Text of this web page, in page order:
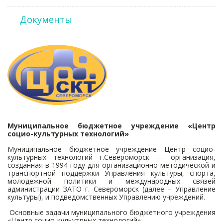
Документы
Муниципальное бюджетное учреждение «Центр
социо-культурных технологий»
Муниципальное бюджетное учреждение Центр социо-
культурных технологий г.Североморск — организация,
созданная в 1994 году для организационно-методической и
транспортной поддержки Управления культуры, спорта,
молодежной политики и международных связей
администрации ЗАТО г. Североморск (далее – Управление
культуры), и подведомственных Управлению учреждений.
Основные задачи муниципального бюджетного учреждения